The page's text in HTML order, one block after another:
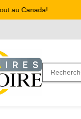
Canada!